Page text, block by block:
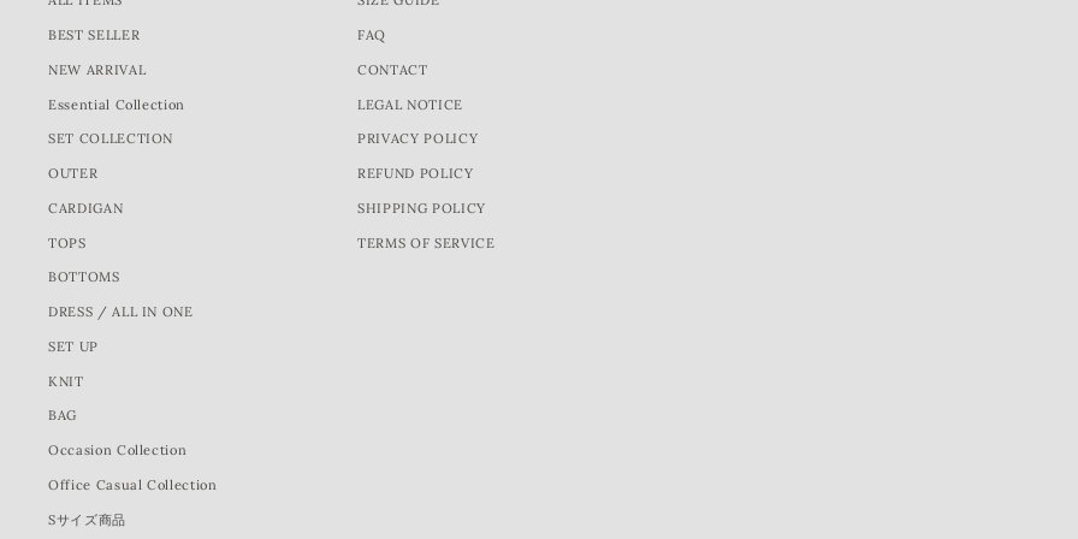
BEST SELLER
NEW ARRIVAL
Essential Collection
SET COLLECTION
OUTER
CARDIGAN
TOPS
BOTTOMS
DRESS / ALL IN ONE
SET UP
KNIT
BAG
Occasion Collection
Office Casual Collection
Sサイズ商品
FAQ
CONTACT
LEGAL NOTICE
PRIVACY POLICY
REFUND POLICY
SHIPPING POLICY
TERMS OF SERVICE